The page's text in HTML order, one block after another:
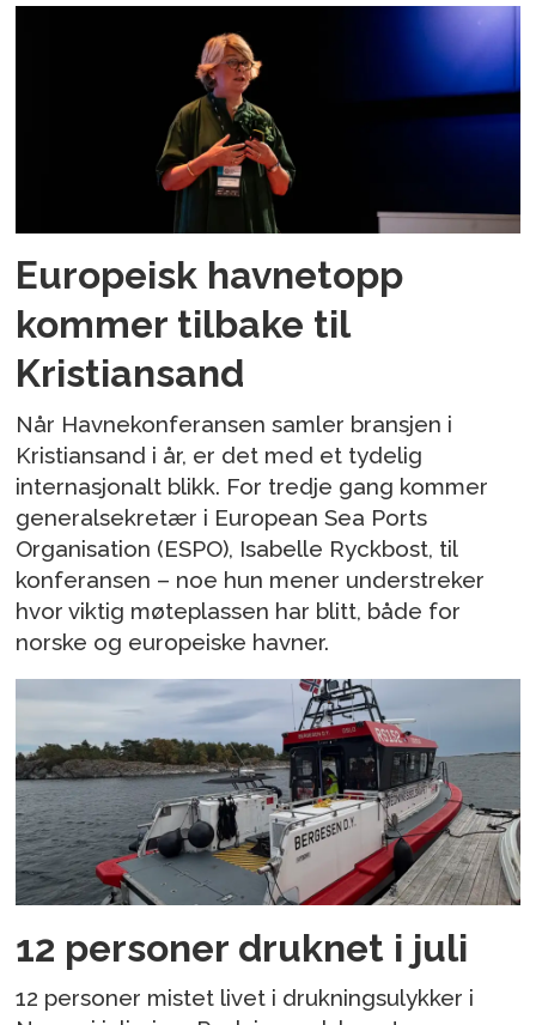
Europeisk havnetopp
kommer tilbake til
Kristiansand
Når Havnekonferansen samler bransjen i
Kristiansand i år, er det med et tydelig
internasjonalt blikk. For tredje gang kommer
generalsekretær i European Sea Ports
Organisation (ESPO), Isabelle Ryckbost, til
konferansen – noe hun mener understreker
hvor viktig møteplassen har blitt, både for
norske og europeiske havner.
12 personer druknet i juli
12 personer mistet livet i drukningsulykker i